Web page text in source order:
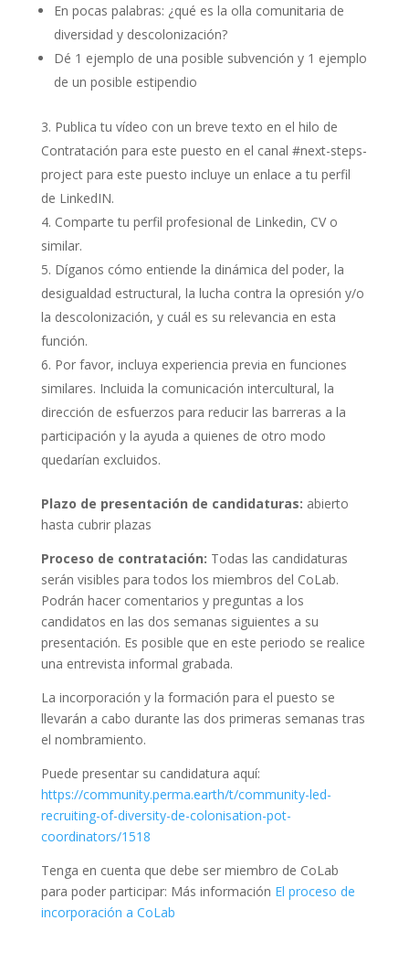
En pocas palabras: ¿qué es la olla comunitaria de
diversidad y descolonización?
Dé 1 ejemplo de una posible subvención y 1 ejemplo
de un posible estipendio
Publica tu vídeo con un breve texto en el hilo de
Contratación para este puesto en el canal #next-steps-
project para este puesto incluye un enlace a tu perfil
de LinkedIN.
Comparte tu perfil profesional de Linkedin, CV o
similar.
Díganos cómo entiende la dinámica del poder, la
desigualdad estructural, la lucha contra la opresión y/o
la descolonización, y cuál es su relevancia en esta
función.
Por favor, incluya experiencia previa en funciones
similares. Incluida la comunicación intercultural, la
dirección de esfuerzos para reducir las barreras a la
participación y la ayuda a quienes de otro modo
quedarían excluidos.
Plazo de presentación de candidaturas: abierto
hasta cubrir plazas
Proceso de contratación: Todas las candidaturas
serán visibles para todos los miembros del CoLab.
Podrán hacer comentarios y preguntas a los
candidatos en las dos semanas siguientes a su
presentación. Es posible que en este periodo se realice
una entrevista informal grabada.
La incorporación y la formación para el puesto se
llevarán a cabo durante las dos primeras semanas tras
el nombramiento.
Puede presentar su candidatura aquí:
https://community.perma.earth/t/community-led-
recruiting-of-diversity-de-colonisation-pot-
coordinators/1518
Tenga en cuenta que debe ser miembro de CoLab
para poder participar: Más información El proceso de
incorporación a CoLab